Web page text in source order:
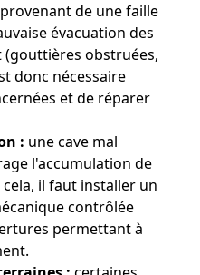
provenant de une faille
évacuation des
obstruées,
donc nécessaire
et de réparer
: une cave mal
l'accumulation de
il faut installer un
contrôlée
permettant à